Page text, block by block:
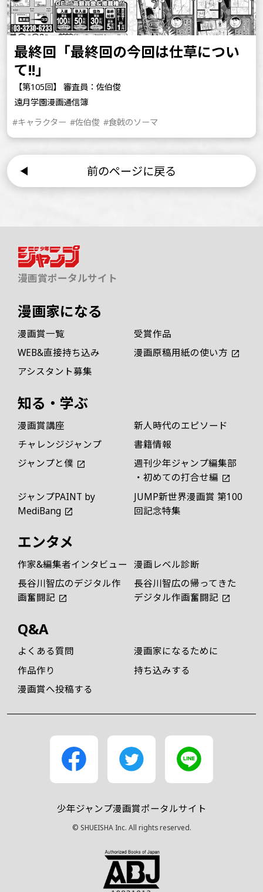
最終回「最終回の今回は仕草につい
て!!」
【第105回】 審査員：佐伯俊
遠月学園漫画通信簿
#キャラクター #佐伯俊 #食戟のソーマ
前のページに戻る
漫画賞ポータルサイト
漫画家になる
漫画賞一覧
受賞作品
WEB&直接持ち込み
漫画原稿用紙の使い方
アシスタント募集
知る・学ぶ
漫画賞講座
新人時代のエピソード
チャレンジジャンプ
書籍情報
ジャンプと僕
週刊少年ジャンプ編集部
・初めての打合せ編
ジャンプPAINT by
MediBang
JUMP新世界漫画賞 第100
回記念特集
エンタメ
作家&編集者インタビュー 漫画レベル診断
長谷川智広のデジタル作
画奮闘記
長谷川智広の帰ってきた
デジタル作画奮闘記
Q&A
よくある質問
漫画家になるために
作品作り
持ち込みする
漫画賞へ投稿する
少年ジャンプ漫画賞ポータルサイト
© SHUEISHA Inc. All rights reserved.